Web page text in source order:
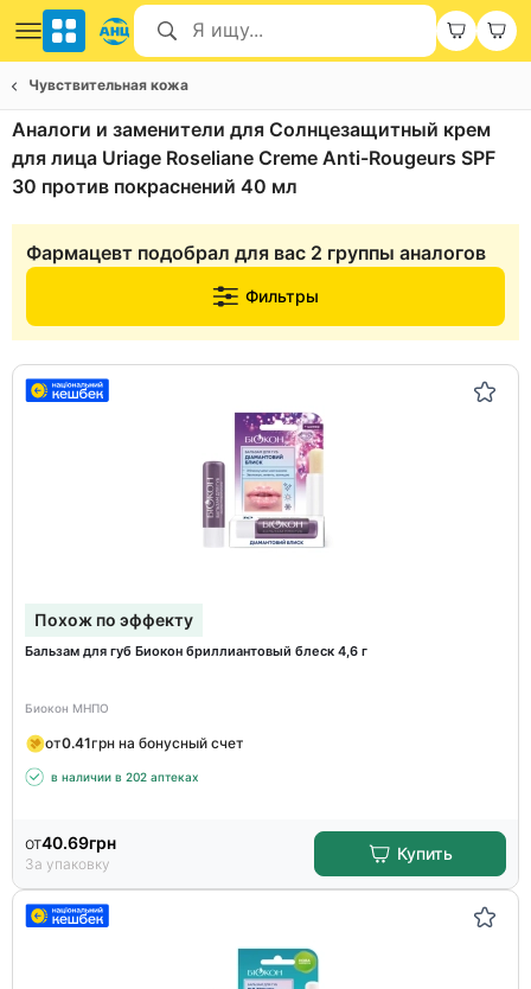
Чувствительная кожа
Аналоги и заменители для Солнцезащитный крем
для лица Uriage Roseliane Creme Anti-Rougeurs SPF
30 против покраснений 40 мл
Фармацевт подобрал для вас 2 группы аналогов
Фильтры
Похож по эффекту
Бальзам для губ Биокон бриллиантовый блеск 4,6 г
Биокон МНПО
от0.41грн на бонусный счет
в наличии в 202 аптеках
от40.69грн
За упаковку
Купить